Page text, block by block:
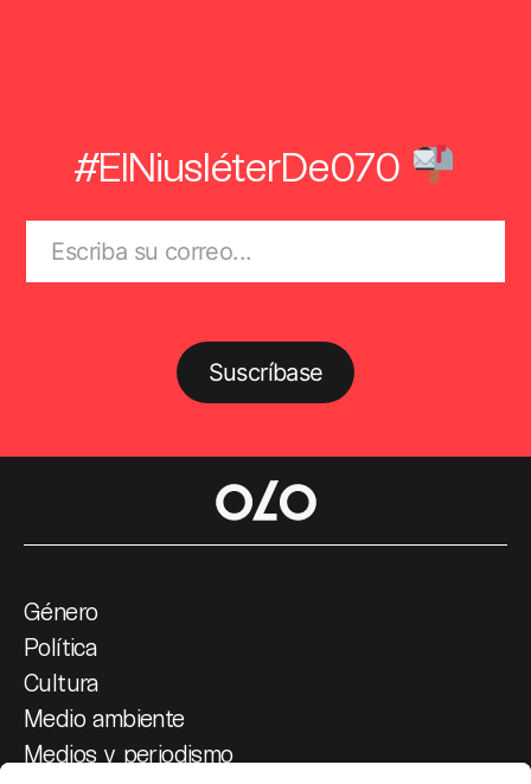
#ElNiusléterDe070
Suscríbase
Género
Política
Cultura
Medio ambiente
Medios y periodismo